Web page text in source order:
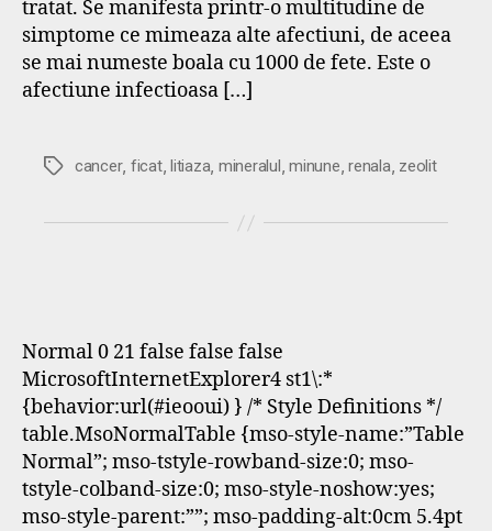
tratat. Se manifesta printr-o multitudine de
simptome ce mimeaza alte afectiuni, de aceea
se mai numeste boala cu 1000 de fete. Este o
afectiune infectioasa […]
Etichete
cancer, ficat,litiaza, mineralul,minune,renala, zeolit
Normal 0 21 false false false
MicrosoftInternetExplorer4 st1\:*
{behavior:url(#ieooui) } /* Style Definitions */
table.MsoNormalTable {mso-style-name:”Table
Normal”; mso-tstyle-rowband-size:0; mso-
tstyle-colband-size:0; mso-style-noshow:yes;
mso-style-parent:””; mso-padding-alt:0cm 5.4pt